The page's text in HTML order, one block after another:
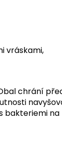
vráskami,
chrání
na